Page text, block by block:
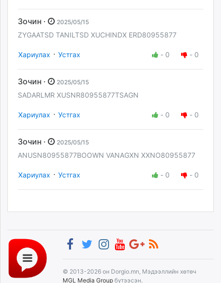
Зочин · 2025/05/15
ZYGAATSD TANILTSD XUCHINDX ERD80955877
Хариулах · Устгах - 0 - 0
Зочин · 2025/05/15
SADARLMR XUSNR80955877TSAGN
Хариулах · Устгах - 0 - 0
Зочин · 2025/05/15
ANUSN80955877BOOWN VANAGXN XXNO80955877
Хариулах · Устгах - 0 - 0
© 2013-2026 он Dorgio.mn, Мэдээллийн хөтөч
MGL Media Group бүтээсэн.